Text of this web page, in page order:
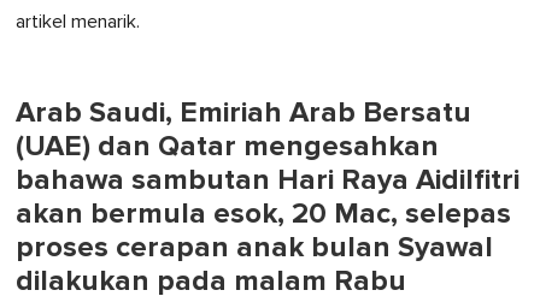
artikel menarik.
Arab Saudi, Emiriah Arab Bersatu
(UAE) dan Qatar mengesahkan
bahawa sambutan Hari Raya Aidilfitri
akan bermula esok, 20 Mac, selepas
proses cerapan anak bulan Syawal
dilakukan pada malam Rabu